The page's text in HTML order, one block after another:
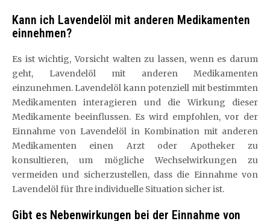
Kann ich Lavendelöl mit anderen Medikamenten
einnehmen?
Es ist wichtig, Vorsicht walten zu lassen, wenn es darum
geht, Lavendelöl mit anderen Medikamenten
einzunehmen. Lavendelöl kann potenziell mit bestimmten
Medikamenten interagieren und die Wirkung dieser
Medikamente beeinflussen. Es wird empfohlen, vor der
Einnahme von Lavendelöl in Kombination mit anderen
Medikamenten einen Arzt oder Apotheker zu
konsultieren, um mögliche Wechselwirkungen zu
vermeiden und sicherzustellen, dass die Einnahme von
Lavendelöl für Ihre individuelle Situation sicher ist.
Gibt es Nebenwirkungen bei der Einnahme von